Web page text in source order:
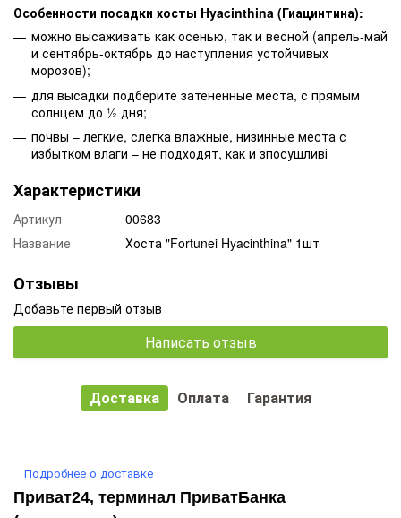
Особенности посадки хосты Hyacinthina (Гиацинтина):
можно высаживать как осенью, так и весной (апрель-май
и сентябрь-октябрь до наступления устойчивых
морозов);
для высадки подберите затененные места, с прямым
солнцем до ½ дня;
почвы – легкие, слегка влажные, низинные места с
избытком влаги – не подходят, как и зпосушливі
Характеристики
Артикул
00683
Название
Хоста "Fortunei Hyacinthina" 1шт
Отзывы
Добавьте первый отзыв
Написать отзыв
Доставка Оплата Гарантия
Подробнее о доставке
Приват24, терминал ПриватБанка